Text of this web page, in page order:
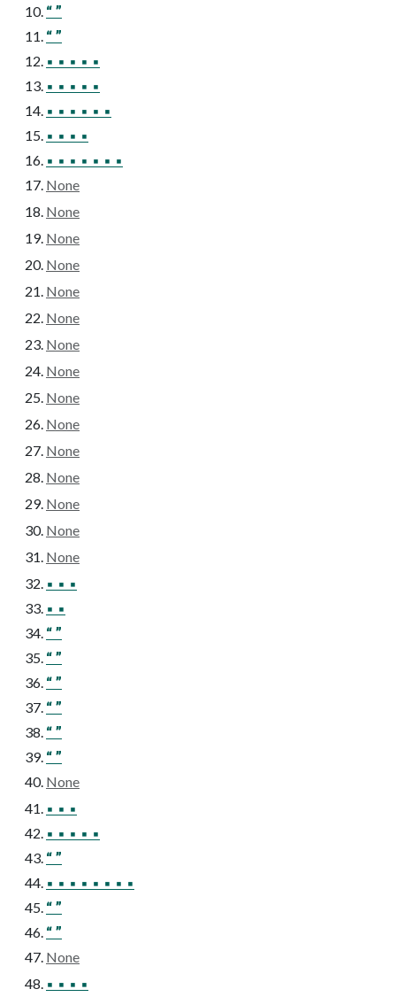
“ ”
“ ”
▪ ▪ ▪ ▪ ▪
▪ ▪ ▪ ▪ ▪
▪ ▪ ▪ ▪ ▪ ▪
▪ ▪ ▪ ▪
▪ ▪ ▪ ▪ ▪ ▪ ▪
None
None
None
None
None
None
None
None
None
None
None
None
None
None
None
▪ ▪ ▪
▪ ▪
“ ”
“ ”
“ ”
“ ”
“ ”
“ ”
None
▪ ▪ ▪
▪ ▪ ▪ ▪ ▪
“ ”
▪ ▪ ▪ ▪ ▪ ▪ ▪ ▪
“ ”
“ ”
None
▪ ▪ ▪ ▪